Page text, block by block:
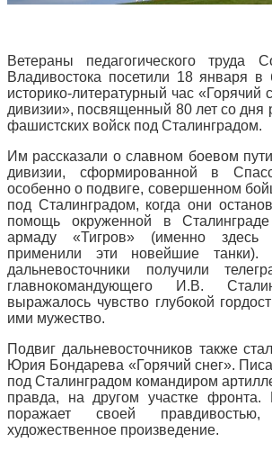
Ветераны педагогического труда
Владивостока посетили 18 января
историко-литературный час «Горячий
дивизии», посвященный 80 лет со дня
фашистских войск под Сталинградом.
Им рассказали о славном боевом
дивизии, сформированной в
особенно о подвиге, совершенном
под Сталинградом, когда они
помощь окруженной в
армаду «Тигров» (именно
применили эти новейшие
дальневосточники получили
главнокомандующего И.В.
выражалось чувство глубокой
ими мужество.
Подвиг дальневосточников также
Юрия Бондарева «Горячий снег».
под Сталинградом командиром
правда, на другом участке
поражает своей
художественное произведение.